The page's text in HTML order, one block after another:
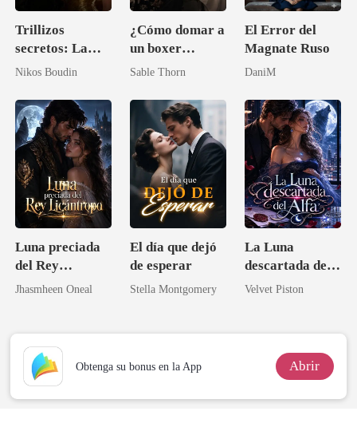
Trillizos
secretos: La
segunda
multimillonario
Nikos Boudin
¿Cómo domar a
un boxer
salvaje?
Sable Thorn
El Error del
Magnate Ruso
DaniM
Luna preciada
del Rey
Licántropo
Jhasmheen Oneal
El día que dejó
de esperar
Stella Montgomery
La Luna
descartada del
Alfa
Velvet Piston
Obtenga su bonus en la App Abrir